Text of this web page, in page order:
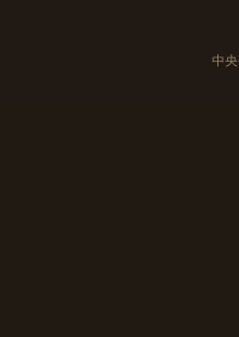
中